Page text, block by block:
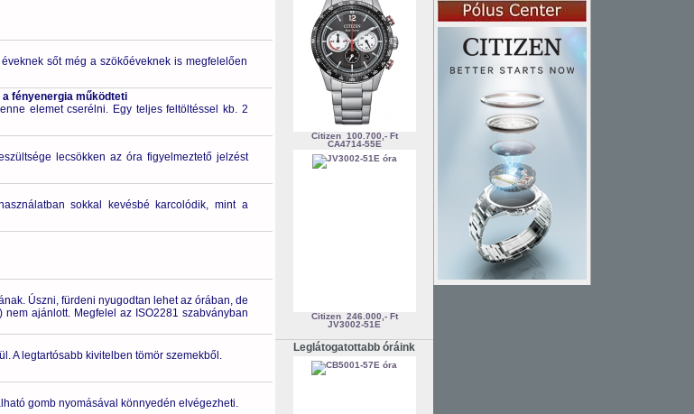
sőt még a szökőéveknek is megfelelően
fényenergia működteti
elemet cserélni. Egy teljes feltöltéssel kb. 2
lecsökken az óra figyelmeztető jelzést
sokkal kevésbé karcolódik, mint a
Úszni, fürdeni nyugodtan lehet az órában, de
ajánlott. Megfelel az ISO2281 szabványban
A legtartósabb kivitelben tömör szemekből.
gomb nyomásával könnyedén elvégezheti.
Citizen 100.700,- Ft
CA4714-55E
Citizen 246.000,- Ft
JV3002-51E
Leglátogatottabb óráink